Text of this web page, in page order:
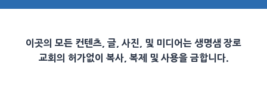
이곳의 모든 컨텐츠, 글, 사진, 및 미디어는 생명샘 장로
교회의 허가없이 복사, 복제 및 사용을 금합니다.